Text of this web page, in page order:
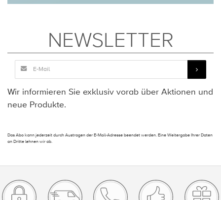
NEWSLETTER
Wir informieren Sie exklusiv vorab über Aktionen und
neue Produkte.
Das Abo kann jederzeit durch Austragen der E-Mail-Adresse beendet werden. Eine Weitergabe Ihrer Daten
an Dritte lehnen wir ab.